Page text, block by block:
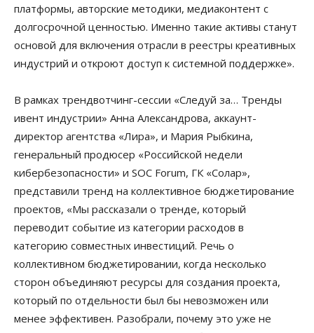
платформы, авторские методики, медиаконтент с
долгосрочной ценностью. Именно такие активы станут
основой для включения отрасли в реестры креативных
индустрий и откроют доступ к системной поддержке».
В рамках трендвотчинг-сессии «Следуй за… Тренды
ивент индустрии» Анна Александрова, аккаунт-
директор агентства «Лира», и Мария Рыбкина,
генеральный продюсер «Российской недели
кибербезопасности» и SOC Forum, ГК «Солар»,
представили тренд на коллективное бюджетирование
проектов, «Мы рассказали о тренде, который
переводит событие из категории расходов в
категорию совместных инвестиций. Речь о
коллективном бюджетировании, когда несколько
сторон объединяют ресурсы для создания проекта,
который по отдельности был бы невозможен или
менее эффективен. Разобрали, почему это уже не